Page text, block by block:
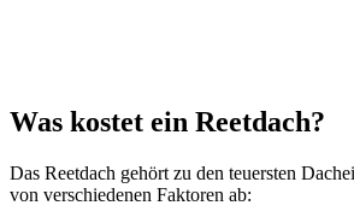
Was kostet ein Reetdach?
Das Reetdach gehört zu den teuersten
von verschiedenen Faktoren ab: